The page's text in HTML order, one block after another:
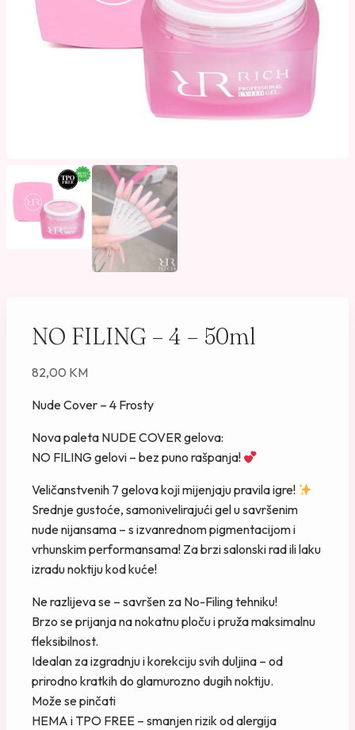
NO FILING – 4 – 50ml
82,00 KM
Nude Cover – 4 Frosty
Nova paleta NUDE COVER gelova:
NO FILING gelovi – bez puno rašpanja!
Veličanstvenih 7 gelova koji mijenjaju pravila igre!
Srednje gustoće, samonivelirajući gel u savršenim
nude nijansama – s izvanrednom pigmentacijom i
vrhunskim performansama! Za brzi salonski rad ili laku
izradu noktiju kod kuće!
Ne razlijeva se – savršen za No-Filing tehniku!
Brzo se prijanja na nokatnu ploču i pruža maksimalnu
fleksibilnost.
Idealan za izgradnju i korekciju svih duljina – od
prirodno kratkih do glamurozno dugih noktiju.
Može se pinčati
HEMA i TPO FREE – smanjen rizik od alergija